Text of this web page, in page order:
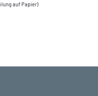
auf Papier)